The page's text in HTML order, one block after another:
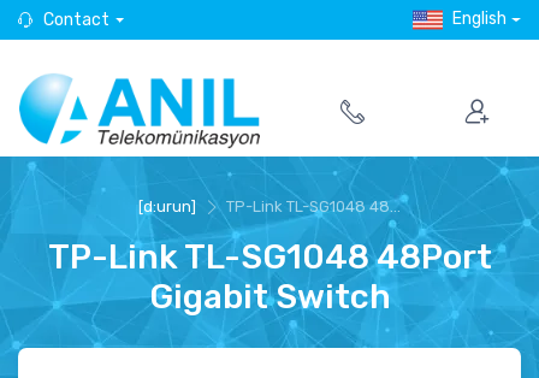
Contact English
[d:urun] TP-Link TL-SG1048 48...
TP-Link TL-SG1048 48Port
Gigabit Switch